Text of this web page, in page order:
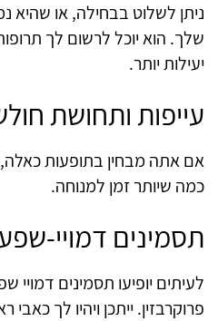
ניתן לשלוט בבחילה, או
שלך. הוא יוכל לרשום לך
יעילות יותר.
עייפות ותחושת
אם אתה מבחין בתופעות
כמה שיותר זמן למנוחה.
תסמינים דמויי-
לעיתים יופיעו תסמינים
פרוקרבזין. ייתכן ויהיו לך